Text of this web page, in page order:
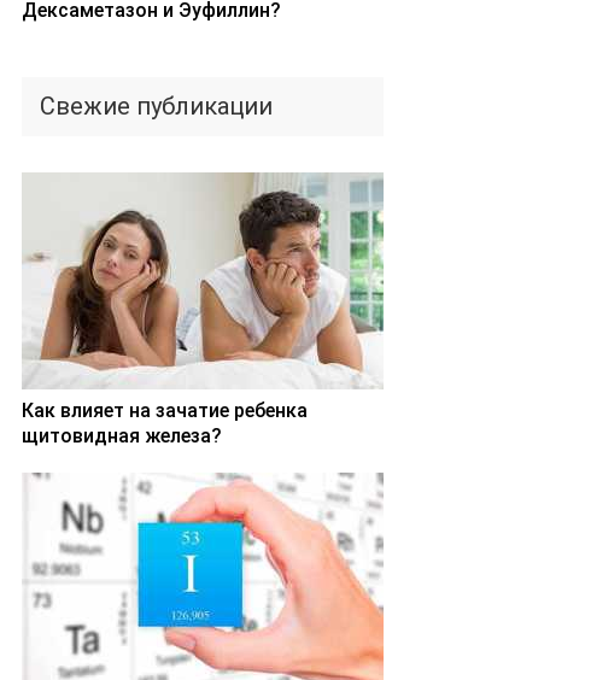
Дексаметазон и Эуфиллин?
Свежие публикации
Как влияет на зачатие ребенка
щитовидная железа?